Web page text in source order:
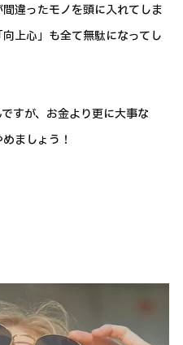
違ったモノを頭に入れてしま
上心」も全て無駄になってし
すが、お金より更に大事な
ましょう！